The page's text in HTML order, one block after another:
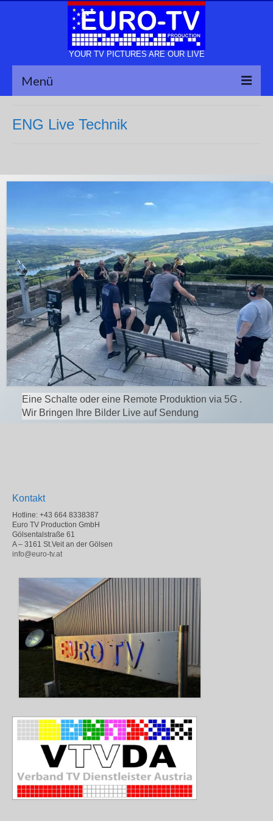
YOUR TV PICTURES ARE OUR LIVE
Menü
Technik
Leistungsangebot
ENG Live Technik
Eine Schalte oder eine Remote Produktion via 5G .
Wir Bringen Ihre Bilder Live auf Sendung
Kontakt
Hotline: +43 664 8338387
Euro TV Production GmbH
Gölsentalstraße 61
A – 3161 St.Veit an der Gölsen
info@euro-tv.at